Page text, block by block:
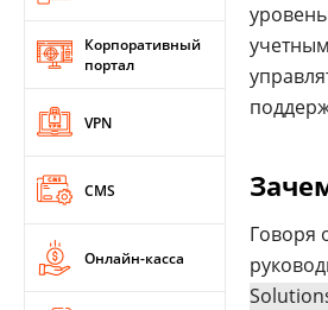
Корпоративный
портал
VPN
CMS
Онлайн-касса
Говоря